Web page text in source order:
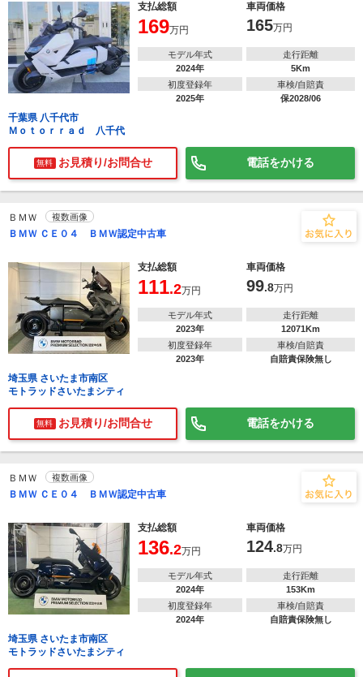
支払総額
車両価格
169万円 165万円
モデル年式
2024年
走行距離
5Km
初度登録年
2025年
車検/自賠責
保2028/06
千葉県 八千代市
Ｍｏｔｏｒｒａｄ 八千代
無料 お見積り/お問合せ 電話をかける
ＢＭＷ 複数画像
ＢＭＷ ＣＥ０４ ＢＭＷ認定中古車
支払総額 車両価格
111.2万円 99.8万円
モデル年式
2023年
走行距離
12071Km
初度登録年
2023年
車検/自賠責
自賠責保険無し
埼玉県 さいたま市南区
モトラッドさいたまシティ
無料 お見積り/お問合せ 電話をかける
ＢＭＷ 複数画像
ＢＭＷ ＣＥ０４ ＢＭＷ認定中古車
支払総額 車両価格
136.2万円 124.8万円
モデル年式
2024年
走行距離
153Km
初度登録年
2024年
車検/自賠責
自賠責保険無し
埼玉県 さいたま市南区
モトラッドさいたまシティ
車種選択するだけ、かんたん相場検索
まずはメーカーを選択する